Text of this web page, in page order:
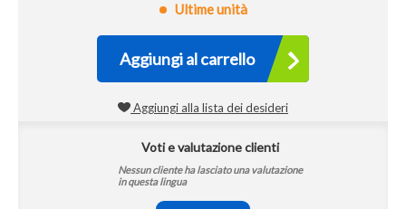
Ultime unità
Aggiungi al carrello
Aggiungi alla lista dei desideri
Voti e valutazione clienti
Nessun cliente ha lasciato una valutazione
in questa lingua